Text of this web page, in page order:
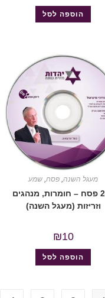
הוספה לסל
מעגל השנה, פסח, שמע
248 פסח – חומרות, מנהגים
וזריזות (מעגל השנה)
₪10
הוספה לסל